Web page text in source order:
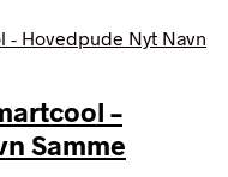
–
Samme